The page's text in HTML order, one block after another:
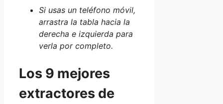
Si usas un teléfono móvil,
arrastra la tabla hacia la
derecha e izquierda para
verla por completo.
Los 9 mejores
extractores de